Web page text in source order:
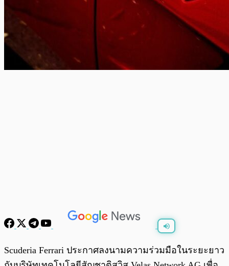
0:00
Scuderia Ferrari ประกาศลงนามความร่วมมือในระยะยาว